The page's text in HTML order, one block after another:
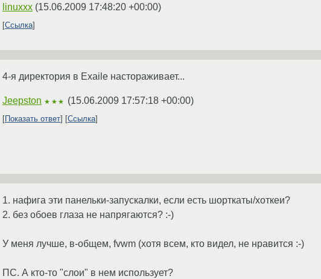
linuxxx (15.06.2009 17:48:20 +00:00)
Ссылка
4-я директория в Exaile настораживает...
Jeepston ★★★ (15.06.2009 17:57:18 +00:00)
Показать ответ Ссылка
1. нафига эти панельки-запускалки, если есть шорткаты/хоткеи?
2. без обоев глаза не напрягаются? :-)
У меня лучше, в-общем, fvwm (хотя всем, кто видел, не нравится :-)
ПС. А кто-то "слои" в нем использует?